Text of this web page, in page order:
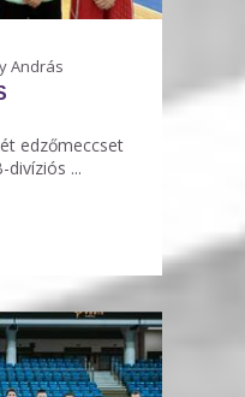
András
edzőmeccset
divíziós ...